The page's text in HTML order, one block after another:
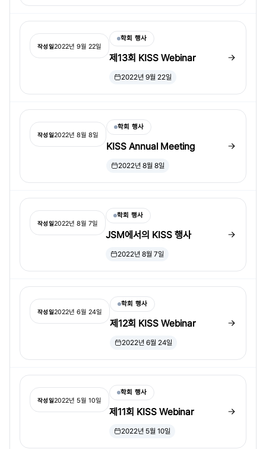
작성일2022년 9월 22일
학회 행사
제13회 KISS Webinar
2022년 9월 22일
작성일2022년 8월 8일
학회 행사
KISS Annual Meeting
2022년 8월 8일
작성일2022년 8월 7일
학회 행사
JSM에서의 KISS 행사
2022년 8월 7일
작성일2022년 6월 24일
학회 행사
제12회 KISS Webinar
2022년 6월 24일
작성일2022년 5월 10일
학회 행사
제11회 KISS Webinar
2022년 5월 10일